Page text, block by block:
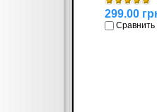
299.00
Сравнить